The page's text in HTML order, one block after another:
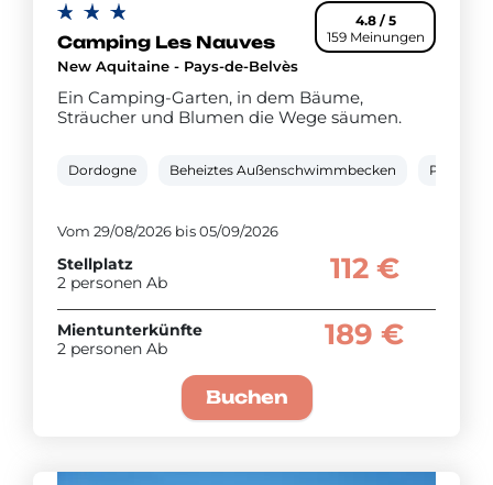
4.8 / 5
159 Meinungen
Camping Les Nauves
New Aquitaine - Pays-de-Belvès
Ein Camping-Garten, in dem Bäume,
Sträucher und Blumen die Wege säumen.
Dordogne Beheiztes Außenschwimmbecken
Vom 29/08/2026 bis 05/09/2026
Stellplatz
2 personen Ab
112 €
Mientunterkünfte
2 personen Ab
189 €
Buchen